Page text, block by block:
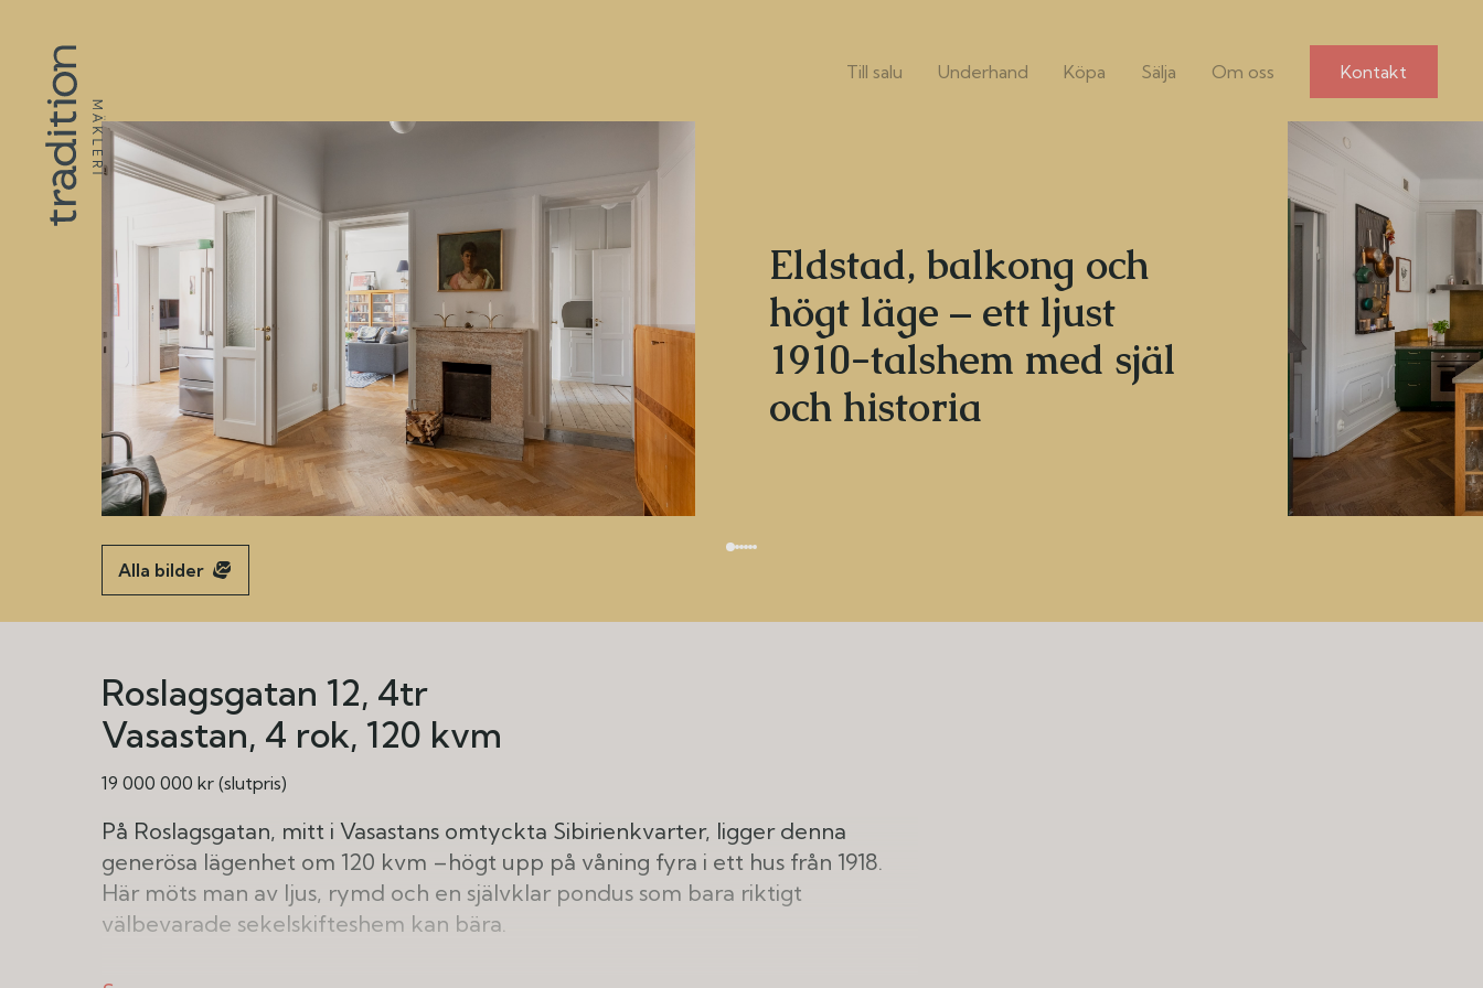
Till salu Underhand Köpa Sälja Om oss Kontakt
Eldstad, balkong och
högt läge – ett ljust
1910-talshem med själ
och historia
Alla bilder
Roslagsgatan 12, 4tr
Vasastan 4 rok 120 kvm
19 000 000 kr (slutpris)
På Roslagsgatan, mitt i Vasastans omtyckta Sibirienkvarter, ligger denna
generösa lägenhet om 120 kvm –högt upp på våning fyra i ett hus från 1918.
Här möts man av ljus, rymd och en självklar pondus som bara riktigt
välbevarade sekelskifteshem kan bära.